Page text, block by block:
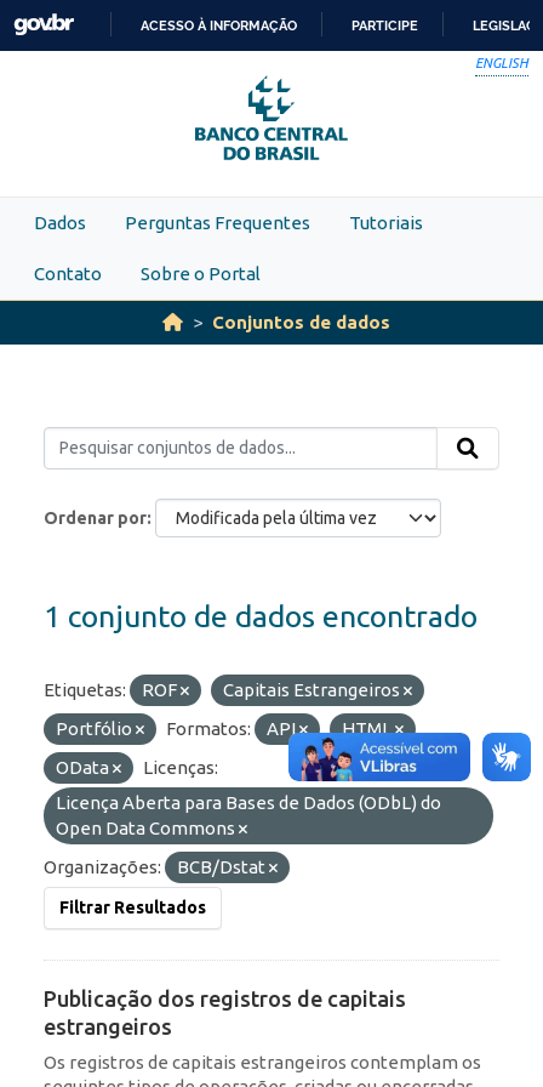
Skip to main content
PARA
O
CONTEÚDO
ACESSO À INFORMAÇÃO PARTICIPE
ENGLISH
Dados Perguntas Frequentes Tutoriais
Contato Sobre o Portal
Conjuntos de dados
Ordenar por
1 conjunto de dados encontrado
Etiquetas: ROF
Capitais Estrangeiros
Portfólio
Formatos: API
HTML
OData
Licenças:
Licença Aberta para Bases de Dados (ODbL) do
Open Data Commons
Organizações:
BCB/Dstat
Filtrar Resultados
Publicação dos registros de capitais
estrangeiros
Os registros de capitais estrangeiros contemplam os